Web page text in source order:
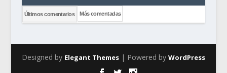
Últimos comentarios Más comentadas
Designed by Elegant Themes| Powered by WordPress